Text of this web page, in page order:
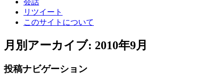
会話
リツイート
このサイトについて
月別アーカイブ: 2010年9月
投稿ナビゲーション